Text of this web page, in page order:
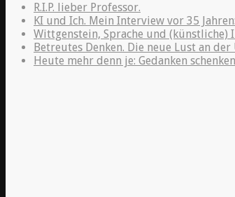
R.I.P. lieber Professor.
KI und Ich. Mein Interview vor 35
Wittgenstein, Sprache und (künstliche)
Betreutes Denken. Die neue Lust an
Heute mehr denn je: Gedanken schenken